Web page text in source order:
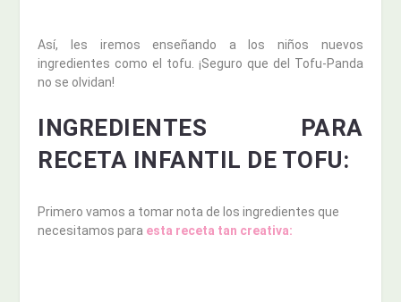
Así, les iremos enseñando a los niños nuevos
ingredientes como el tofu. ¡Seguro que del Tofu-Panda
no se olvidan!
INGREDIENTES PARA
RECETA INFANTIL DE TOFU:
Primero vamos a tomar nota de los ingredientes que
necesitamos para esta receta tan creativa: